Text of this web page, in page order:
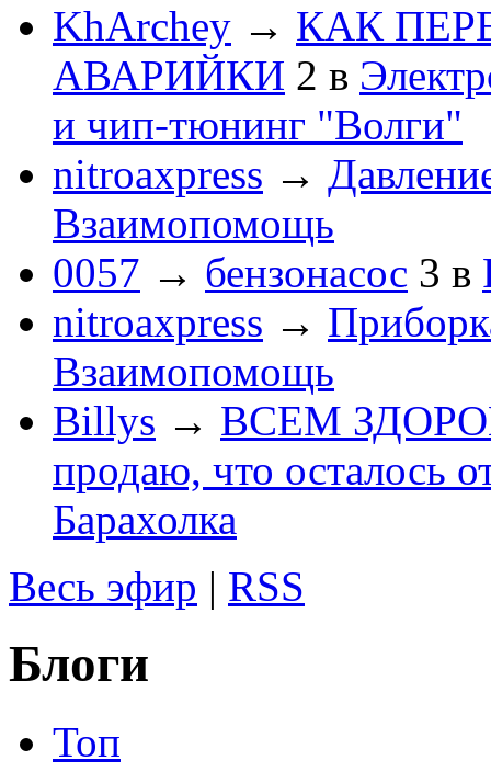
KhArchey → КАК
АВАРИЙКИ 2 в
и чип-тюнинг "Волги"
nitroaxpress →
Взаимопомощь
0057 → бензонасос 3 в
nitroaxpress →
Взаимопомощь
Billys → ВСЕМ
продаю, что осталось
Барахолка
Весь эфир | RSS
Блоги
Топ